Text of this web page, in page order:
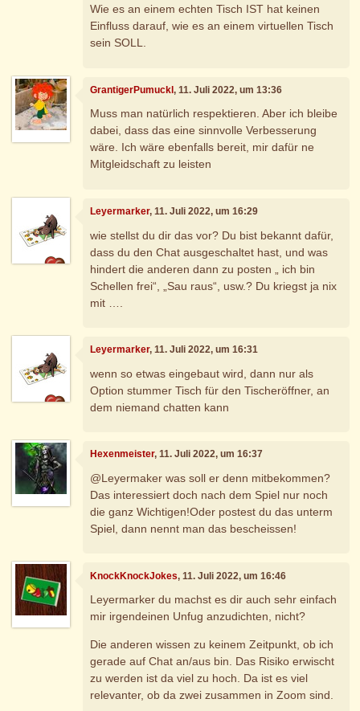
Wie es an einem echten Tisch IST hat keinen
Einfluss darauf, wie es an einem virtuellen Tisch
sein SOLL.
GrantigerPumuckl, 11. Juli 2022, um 13:36
Muss man natürlich respektieren. Aber ich bleibe
dabei, dass das eine sinnvolle Verbesserung
wäre. Ich wäre ebenfalls bereit, mir dafür ne
Mitgleidschaft zu leisten
Leyermarker, 11. Juli 2022, um 16:29
wie stellst du dir das vor? Du bist bekannt dafür,
dass du den Chat ausgeschaltet hast, und was
hindert die anderen dann zu posten „ ich bin
Schellen frei“, „Sau raus“, usw.? Du kriegst ja nix
mit ….
Leyermarker, 11. Juli 2022, um 16:31
wenn so etwas eingebaut wird, dann nur als
Option stummer Tisch für den Tischeröffner, an
dem niemand chatten kann
Hexenmeister, 11. Juli 2022, um 16:37
@Leyermaker was soll er denn mitbekommen?
Das interessiert doch nach dem Spiel nur noch
die ganz Wichtigen!Oder postest du das unterm
Spiel, dann nennt man das bescheissen!
KnockKnockJokes, 11. Juli 2022, um 16:46
Leyermarker du machst es dir auch sehr einfach
mir irgendeinen Unfug anzudichten, nicht?
Die anderen wissen zu keinem Zeitpunkt, ob ich
gerade auf Chat an/aus bin. Das Risiko erwischt
zu werden ist da viel zu hoch. Da ist es viel
relevanter, ob da zwei zusammen in Zoom sind.